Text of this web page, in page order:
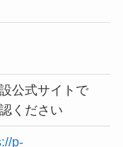
公式サイトで
ください
p-